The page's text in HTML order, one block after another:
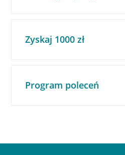
Zyskaj 1000 zł
Program poleceń